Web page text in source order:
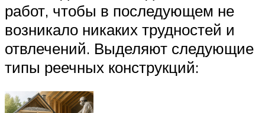
работ, чтобы в последующем не
возникало никаких трудностей и
отвлечений. Выделяют следующие
типы реечных конструкций: